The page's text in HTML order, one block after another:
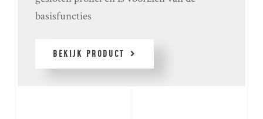
basisfuncties
BEKIJK PRODUCT